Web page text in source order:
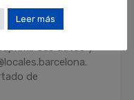
retirar su
momento, así
sus datos y
de
Leer más